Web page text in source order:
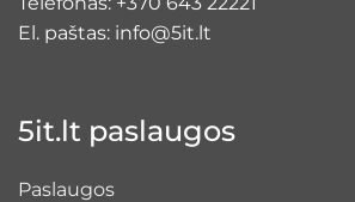
El. paštas: info@5it.lt
5it.lt paslaugos
Paslaugos